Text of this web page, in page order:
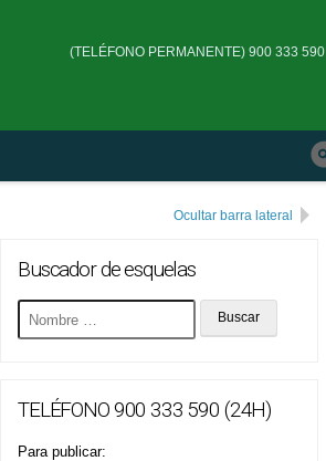
main
(TELÉFONO PERMANENTE) 900 333 590
Ocultar barra lateral
Buscador de esquelas
Buscar
esquela
TELÉFONO 900 333 590 (24H)
Para publicar: